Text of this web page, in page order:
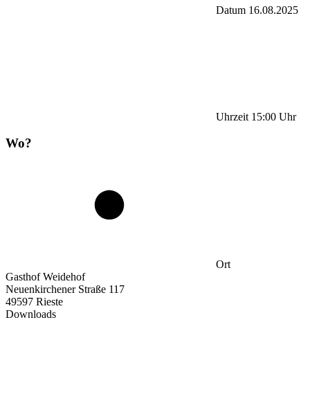
Datum 16.08.2025
Uhrzeit 15:00 Uhr
Wo?
Ort
Gasthof Weidehof
Neuenkirchener Straße 117
49597 Rieste
Downloads